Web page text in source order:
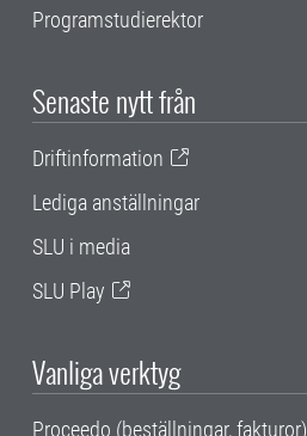
Programstudierektor
Senaste nytt från
Driftinformation
Lediga anställningar
SLU i media
SLU Play
Vanliga verktyg
Proceedo (beställningar, fakturor)